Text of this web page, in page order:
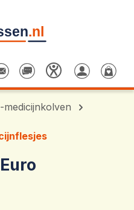
medicijnkolven